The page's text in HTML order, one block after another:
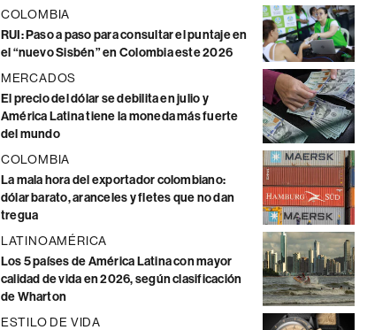
COLOMBIA
RUI: Paso a paso para consultar el puntaje en
el “nuevo Sisbén” en Colombia este 2026
MERCADOS
El precio del dólar se debilita en julio y
América Latina tiene la moneda más fuerte
del mundo
COLOMBIA
La mala hora del exportador colombiano:
dólar barato, aranceles y fletes que no dan
tregua
LATINOAMÉRICA
Los 5 países de América Latina con mayor
calidad de vida en 2026, según clasificación
de Wharton
ESTILO DE VIDA